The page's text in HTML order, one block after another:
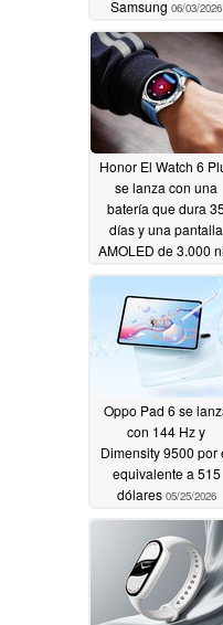
Samsung 06/03/2026
Honor El Watch 6
se lanza con una
batería que dura
días y una pantalla
AMOLED de 3.000
05/26/2026
Oppo Pad 6 se
con 144 Hz y
Dimensity 9500 por
equivalente a 515
dólares 05/25/2026